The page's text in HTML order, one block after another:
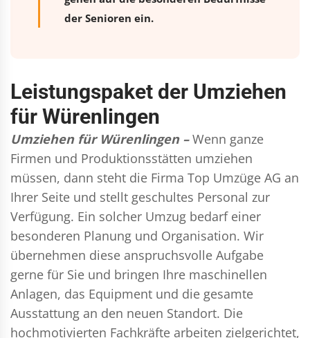
der Senioren ein.
Leistungspaket der Umziehen
für Würenlingen
Umziehen für Würenlingen – Wenn ganze
Firmen und Produktionsstätten umziehen
müssen, dann steht die Firma Top Umzüge AG an
Ihrer Seite und stellt geschultes Personal zur
Verfügung. Ein solcher Umzug bedarf einer
besonderen Planung und Organisation. Wir
übernehmen diese anspruchsvolle Aufgabe
gerne für Sie und bringen Ihre maschinellen
Anlagen, das Equipment und die gesamte
Ausstattung an den neuen Standort. Die
hochmotivierten Fachkräfte arbeiten zielgerichtet,